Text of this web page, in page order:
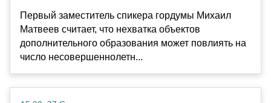
Первый заместитель спикера гордумы Михаил
Матвеев считает, что нехватка объектов
дополнительного образования может повлиять на
число несовершеннолетн...